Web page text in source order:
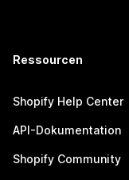
Ressourcen
Shopify Help Center
API-Dokumentation
Shopify Community